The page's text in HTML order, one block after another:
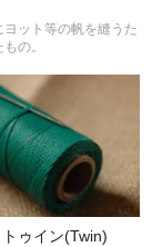
ヨット等の帆を縫うた
の。
トゥイン(Twin)